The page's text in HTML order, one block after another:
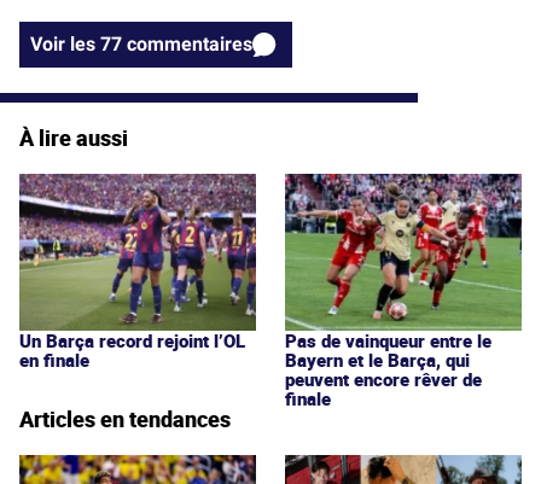
Voir les 77 commentaires
À lire aussi
Un Barça record rejoint l’OL
en finale
Pas de vainqueur entre le
Bayern et le Barça, qui
peuvent encore rêver de
finale
Articles en tendances